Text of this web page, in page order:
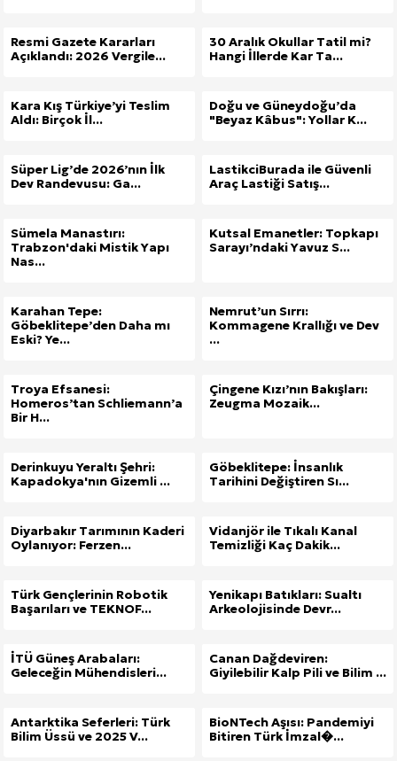
Resmi Gazete Kararları
Açıklandı: 2026 Vergile...
30 Aralık Okullar Tatil mi?
Hangi İllerde Kar Ta...
Kara Kış Türkiye’yi Teslim
Aldı: Birçok İl...
Doğu ve Güneydoğu’da
"Beyaz Kâbus": Yollar K...
Süper Lig’de 2026’nın İlk
Dev Randevusu: Ga...
LastikciBurada ile Güvenli
Araç Lastiği Satış...
Sümela Manastırı:
Trabzon'daki Mistik Yapı
Nas...
Kutsal Emanetler: Topkapı
Sarayı’ndaki Yavuz S...
Karahan Tepe:
Göbeklitepe’den Daha mı
Eski? Ye...
Nemrut’un Sırrı:
Kommagene Krallığı ve Dev
...
Troya Efsanesi:
Homeros’tan Schliemann’a
Bir H...
Çingene Kızı’nın Bakışları:
Zeugma Mozaik...
Derinkuyu Yeraltı Şehri:
Kapadokya'nın Gizemli ...
Göbeklitepe: İnsanlık
Tarihini Değiştiren Sı...
Diyarbakır Tarımının Kaderi
Oylanıyor: Ferzen...
Vidanjör ile Tıkalı Kanal
Temizliği Kaç Dakik...
Türk Gençlerinin Robotik
Başarıları ve TEKNOF...
Yenikapı Batıkları: Sualtı
Arkeolojisinde Devr...
İTÜ Güneş Arabaları:
Geleceğin Mühendisleri...
Canan Dağdeviren:
Giyilebilir Kalp Pili ve Bilim ...
Antarktika Seferleri: Türk
Bilim Üssü ve 2025 V...
BioNTech Aşısı: Pandemiyi
Bitiren Türk İmzal�...